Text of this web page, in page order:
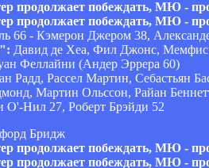
66 - Кэмерон Джером 38,
Давид де Хеа, Фил Джонс,
Феллайни (Андер Эррера 60)
Радд, Рассел Мартин, Себастьян
Мартин Ольссон, Райан
О'-Нил 27, Роберт Брэйди 52
Бридж